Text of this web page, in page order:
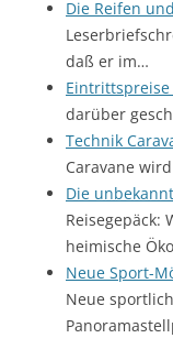
Die Reifen
daß er im…
darüber
Technik
Caravane
Die
Reisegepäck:
heimische
Neue Sport-
Neue